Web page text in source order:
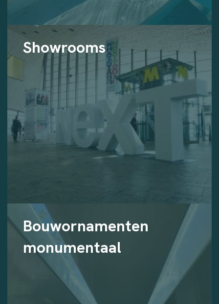
Showrooms
Bouwornamenten
monumentaal